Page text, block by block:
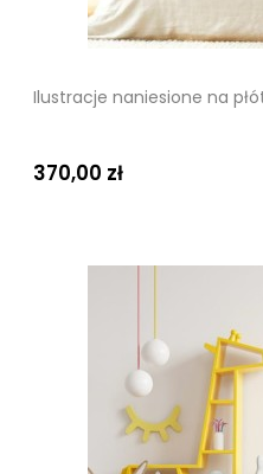
Ilustracje naniesione na
370,00 zł